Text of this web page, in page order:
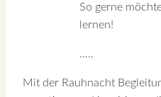
So gerne
lernen!
…..
Mit der Rauhnacht